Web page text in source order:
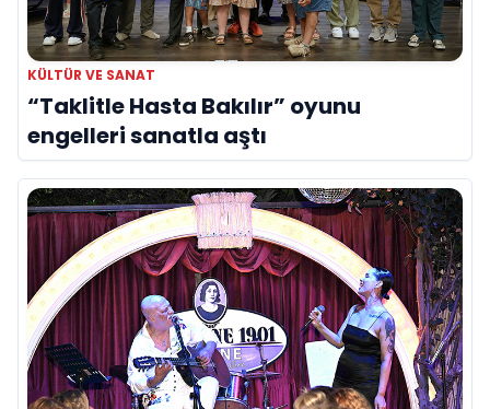
KÜLTÜR VE SANAT
“Taklitle Hasta Bakılır” oyunu
engelleri sanatla aştı